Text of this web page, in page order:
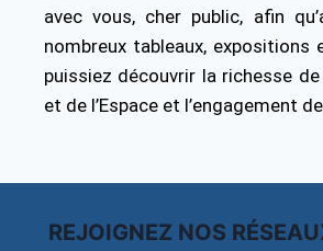
avec vous, cher public, afin
nombreux tableaux, expositions
puissiez découvrir la richesse de
et de l’Espace et l’engagement
REJOIGNEZ NOS